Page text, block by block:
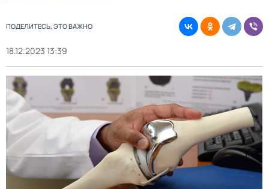
ПОДЕЛИТЕСЬ, ЭТО ВАЖНО
18.12.2023 13:39